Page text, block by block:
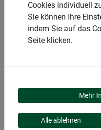
NAGER
Eichhörnchen und Igel
Aufmerksamkeit und
Cookies individuell
Sie können Ihre
indem Sie auf das
Seite klicken.
Mehr
Alle ablehnen